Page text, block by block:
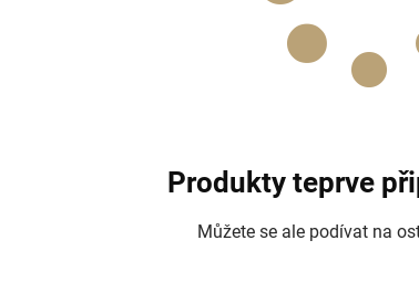
Produkty teprve
Můžete se ale podívat na